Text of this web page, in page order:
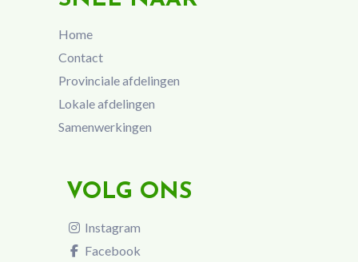
Home
Contact
Provinciale afdelingen
Lokale afdelingen
Samenwerkingen
VOLG ONS
Instagram
Facebook